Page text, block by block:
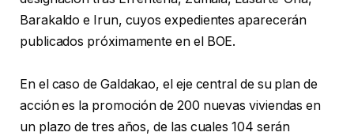
Barakaldo e Irun, cuyos expedientes aparecerán
publicados próximamente en el BOE.
En el caso de Galdakao, el eje central de su plan de
acción es la promoción de 200 nuevas viviendas en
un plazo de tres años, de las cuales 104 serán